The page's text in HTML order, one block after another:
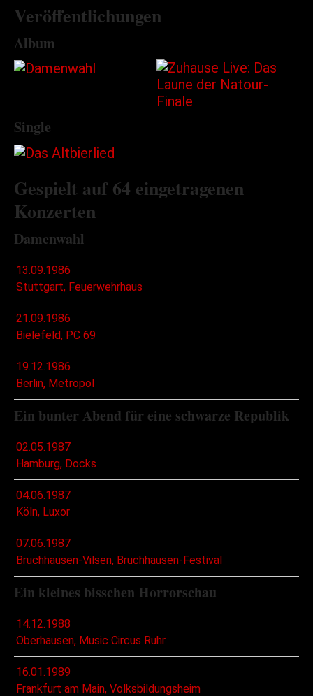
Veröffentlichungen
Album
Single
Gespielt auf 64 eingetragenen
Konzerten
Damenwahl
13.09.1986
Stuttgart, Feuerwehrhaus
21.09.1986
Bielefeld, PC 69
19.12.1986
Berlin, Metropol
Ein bunter Abend für eine schwarze Republik
02.05.1987
Hamburg, Docks
04.06.1987
Köln, Luxor
07.06.1987
Bruchhausen-Vilsen, Bruchhausen-Festival
Ein kleines bisschen Horrorschau
14.12.1988
Oberhausen, Music Circus Ruhr
16.01.1989
Frankfurt am Main, Volksbildungsheim